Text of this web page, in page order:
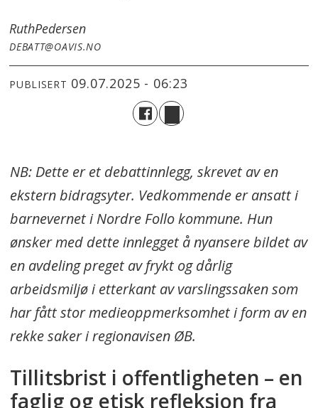
RuthPedersen
DEBATT@OAVIS.NO
PUBLISERT 09.07.2025 - 06:23
NB: Dette er et debattinnlegg, skrevet av en
ekstern bidragsyter. Vedkommende er ansatt i
barnevernet i Nordre Follo kommune. Hun
ønsker med dette innlegget å nyansere bildet av
en avdeling preget av frykt og dårlig
arbeidsmiljø i etterkant av varslingssaken som
har fått stor medieoppmerksomhet i form av en
rekke saker i regionavisen ØB.
Tillitsbrist i offentligheten – en
faglig og etisk refleksjon fra